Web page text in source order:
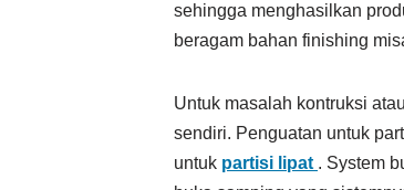
sehingga menghasilkan
beragam bahan finishing
Untuk masalah kontruksi
sendiri. Penguatan untuk
untuk partisi lipat . System